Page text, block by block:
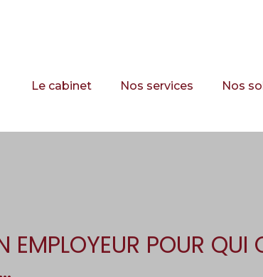
Le cabinet Nos services Nos
EMPLOYEUR POUR QUI